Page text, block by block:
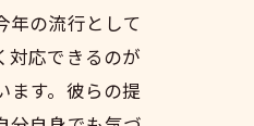
年の流行として
対応できるのが
ます。彼らの提